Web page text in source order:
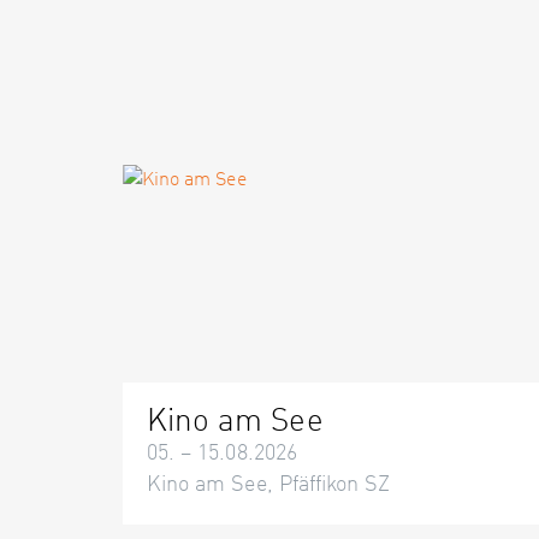
Kino am See
05. – 15.08.2026
Kino am See, Pfäffikon SZ